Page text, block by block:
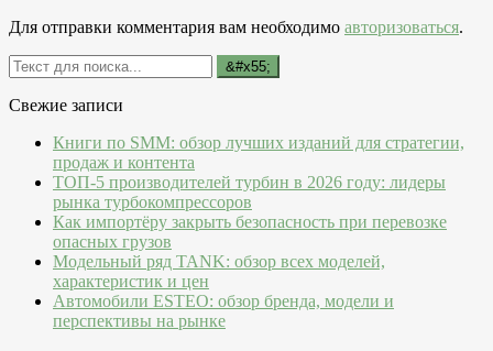
Для отправки комментария вам необходимо авторизоваться.
Свежие записи
Книги по SMM: обзор лучших изданий для стратегии,
продаж и контента
ТОП-5 производителей турбин в 2026 году: лидеры
рынка турбокомпрессоров
Как импортёру закрыть безопасность при перевозке
опасных грузов
Модельный ряд TANK: обзор всех моделей,
характеристик и цен
Автомобили ESTEO: обзор бренда, модели и
перспективы на рынке